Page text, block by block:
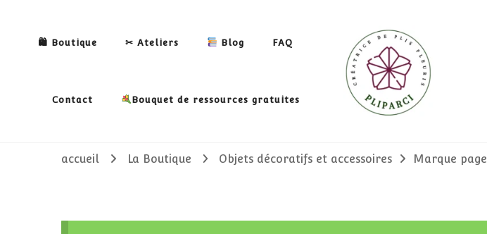
🛍 Boutique ✂ Ateliers Blog FAQ
Contact Bouquet de ressources gratuites
accueil La Boutique Objets décoratifs et accessoires Marque page